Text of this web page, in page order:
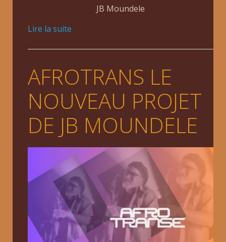
JB Moundele
Lire la suite
AFROTRANS LE
NOUVEAU PROJET
DE JB MOUNDELE